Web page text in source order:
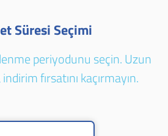
Süresi Seçimi
periyodunu seçin. Uzun
fırsatını kaçırmayın.